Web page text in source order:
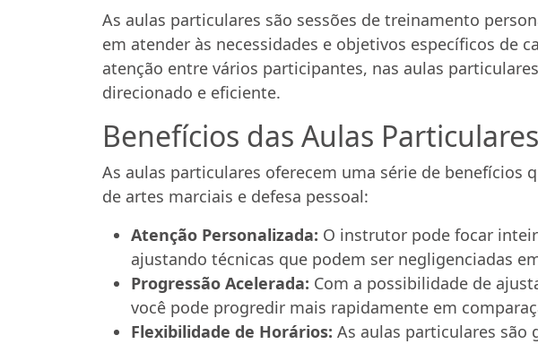
As aulas particulares são sessões de treinamento
em atender às necessidades e objetivos específicos de
atenção entre vários participantes, nas aulas
direcionado e eficiente.
Benefícios das Aulas Particulares
As aulas particulares oferecem uma série de benefícios
de artes marciais e defesa pessoal:
Atenção Personalizada: O instrutor pode focar
ajustando técnicas que podem ser negligenciadas
Progressão Acelerada: Com a possibilidade de
você pode progredir mais rapidamente em
Flexibilidade de Horários: As aulas particulares